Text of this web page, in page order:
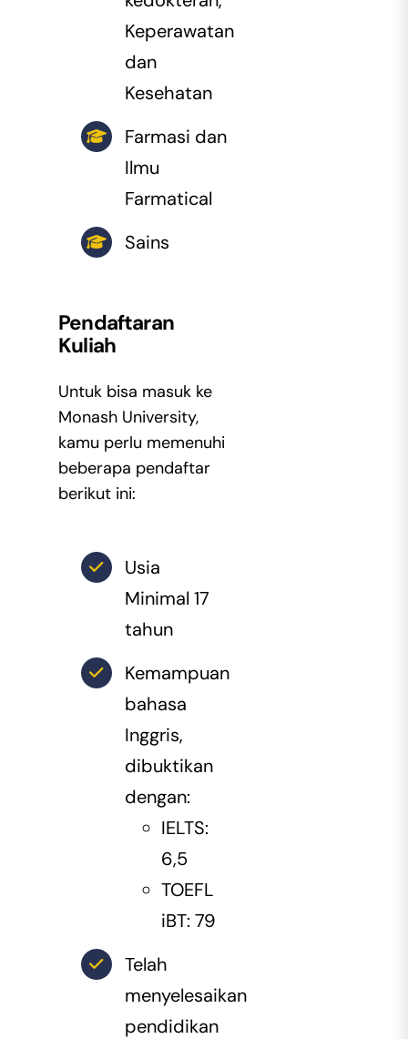
Keperawatan
dan
Kesehatan
Farmasi dan
Ilmu
Farmatical
Sains
Pendaftaran
Kuliah
Untuk bisa masuk ke
Monash University,
kamu perlu memenuhi
beberapa pendaftar
berikut ini:
Usia
Minimal 17
tahun
Kemampuan
bahasa
Inggris,
dibuktikan
dengan:
IELTS:
6,5
TOEFL
iBT: 79
Telah
menyelesaikan
pendidikan